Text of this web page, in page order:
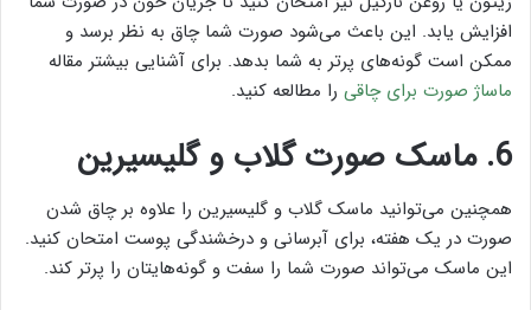
افزایش یابد. این باعث می‌شود صورت شما چاق به نظر برسد و
ممکن است گونه‌های پرتر به شما بدهد. برای آشنایی بیشتر مقاله
ماساژ صورت برای چاقی را مطالعه کنید.
6. ماسک صورت گلاب و گلیسیرین
همچنین می‌توانید ماسک گلاب و گلیسیرین را علاوه بر چاق شدن
صورت در یک هفته، برای آبرسانی و درخشندگی پوست امتحان کنید.
این ماسک می‌تواند صورت شما را سفت و گونه‌هایتان را پرتر کند.